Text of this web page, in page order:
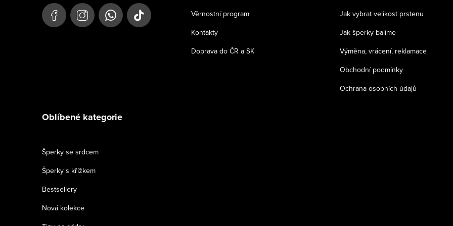
Věrnostní program
Kontakty
Doprava do ČR a SK
Jak vybrat velikost prstenu
Jak šperky balíme
Výměna, vrácení, reklamace
Obchodní podmínky
Ochrana osobních údajů
Oblíbené kategorie
Šperky se srdcem
Šperky s křížkem
Bestsellery
Nová kolekce